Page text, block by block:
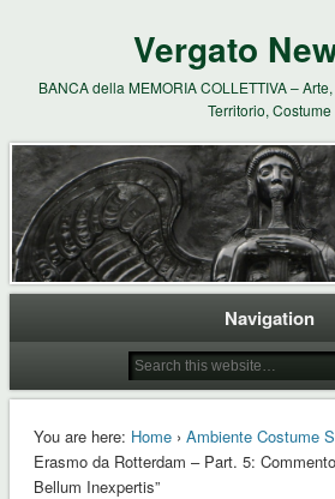
Vergato
BANCA della MEMORIA COLLETTIVA –
Territorio, Costume
Navigation
You are here: Home› Ambiente Costume
Erasmo da Rotterdam – Part. 5:
Bellum Inexpertis”